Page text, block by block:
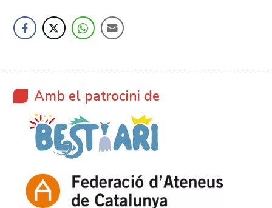
Amb el patrocini de